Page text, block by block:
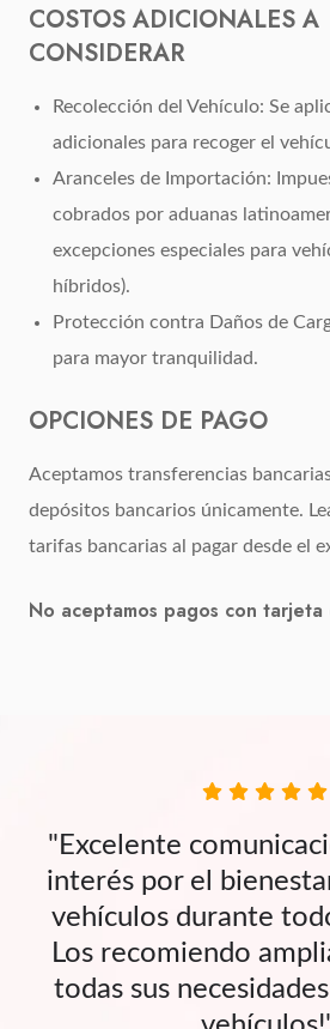
COSTOS ADICIONALES A
CONSIDERAR
Recolección del Vehículo: Se
adicionales para recoger el
Aranceles de Importación:
cobrados por aduanas
excepciones especiales para
híbridos).
Protección contra Daños de
para mayor tranquilidad.
OPCIONES DE PAGO
Aceptamos transferencias
depósitos bancarios únicamente.
tarifas bancarias al pagar desde el
No aceptamos pagos con
"Excelente
interés por el
vehículos durante
Los recomiendo
todas sus